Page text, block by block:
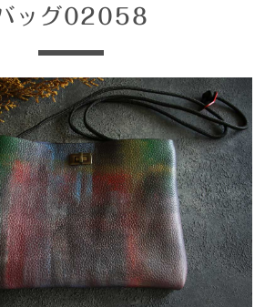
ッグ02058